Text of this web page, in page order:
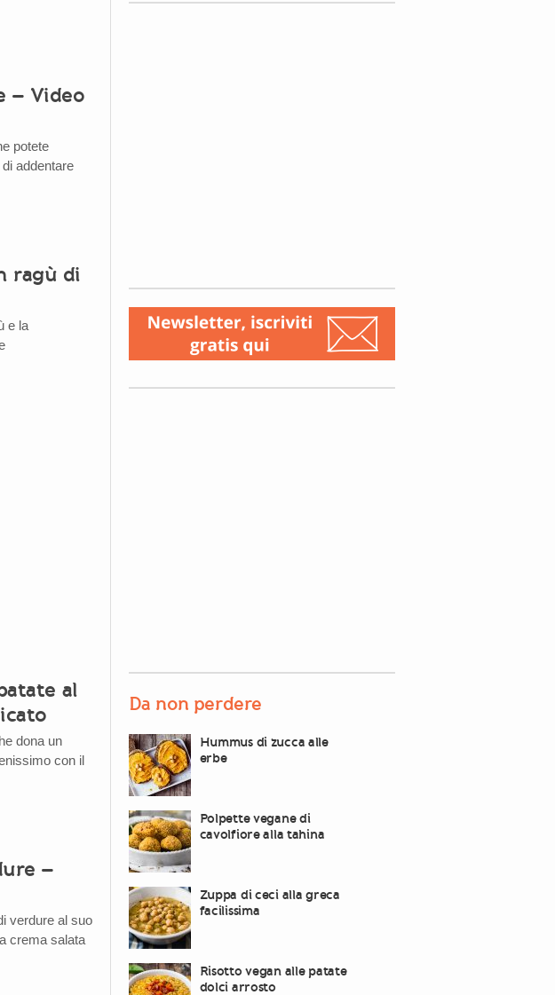
– Video
potete
addentare
ragù di
e la
al
dona un
con il
–
verdure al suo
crema salata
Da non perdere
Hummus di zucca alle
erbe
Polpette vegane di
cavolfiore alla tahina
Zuppa di ceci alla greca
facilissima
Risotto vegan alle patate
dolci arrosto